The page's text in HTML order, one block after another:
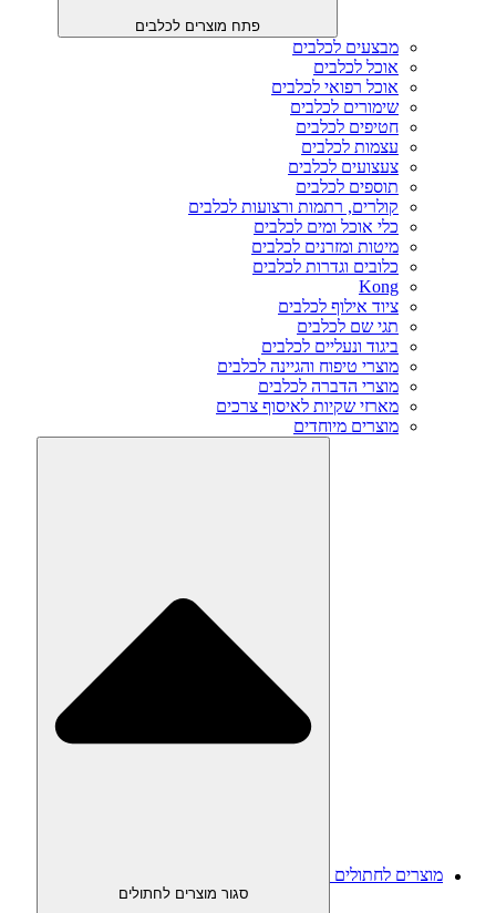
פתח מוצרים לכלבים
מבצעים לכלבים
אוכל לכלבים
אוכל רפואי לכלבים
שימורים לכלבים
חטיפים לכלבים
עצמות לכלבים
צעצועים לכלבים
תוספים לכלבים
קולרים, רתמות ורצועות לכלבים
כלי אוכל ומים לכלבים
מיטות ומזרנים לכלבים
כלובים וגדרות לכלבים
Kong
ציוד אילוף לכלבים
תגי שם לכלבים
ביגוד ונעליים לכלבים
מוצרי טיפוח והגיינה לכלבים
מוצרי הדברה לכלבים
מארזי שקיות לאיסוף צרכים
מוצרים מיוחדים
מוצרים לחתולים
סגור מוצרים לחתולים